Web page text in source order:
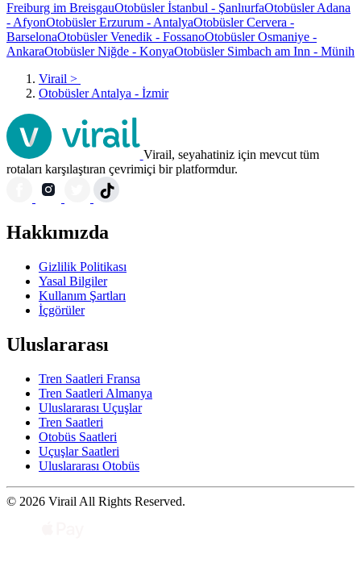
Freiburg im BreisgauOtobüsler İstanbul - ŞanlıurfaOtobüsler Adana
- AfyonOtobüsler Erzurum - AntalyaOtobüsler Cervera -
BarselonaOtobüsler Venedik - FossanoOtobüsler Osmaniye -
AnkaraOtobüsler Niğde - KonyaOtobüsler Simbach am Inn - Münih
Virail >
Otobüsler Antalya - İzmir
Virail, seyahatiniz için mevcut tüm
rotaları karşılaştıran çevrimiçi bir platformdur.
Hakkımızda
Gizlilik Politikası
Yasal Bilgiler
Kullanım Şartları
İçgörüler
Uluslararası
Tren Saatleri Fransa
Tren Saatleri Almanya
Uluslararası Uçuşlar
Tren Saatleri
Otobüs Saatleri
Uçuşlar Saatleri
Uluslararası Otobüs
© 2026 Virail All Rights Reserved.